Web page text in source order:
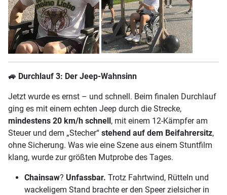
🚙 Durchlauf 3: Der Jeep-Wahnsinn
Jetzt wurde es ernst – und schnell. Beim finalen Durchlauf
ging es mit einem echten Jeep durch die Strecke,
mindestens 20 km/h schnell, mit einem 12-Kämpfer am
Steuer und dem „Stecher“ stehend auf dem Beifahrersitz,
ohne Sicherung. Was wie eine Szene aus einem Stuntfilm
klang, wurde zur größten Mutprobe des Tages.
Chainsaw? Unfassbar. Trotz Fahrtwind, Rütteln und
wackeligem Stand brachte er den Speer zielsicher in